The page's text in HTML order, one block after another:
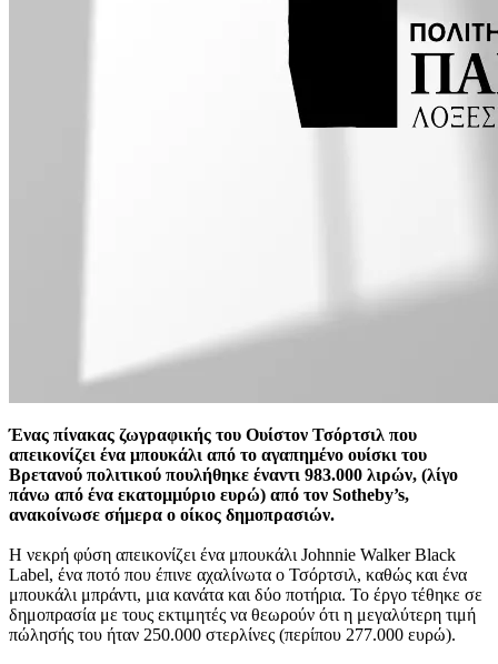
Ένας πίνακας ζωγραφικής του Ουίστον Τσόρτσιλ που
απεικονίζει ένα μπουκάλι από το αγαπημένο ουίσκι του
Βρετανού πολιτικού πουλήθηκε έναντι 983.000 λιρών, (λίγο
πάνω από ένα εκατομμύριο ευρώ) από τον Sotheby’s,
ανακοίνωσε σήμερα ο οίκος δημοπρασιών.
Η νεκρή φύση απεικονίζει ένα μπουκάλι Johnnie Walker Black
Label, ένα ποτό που έπινε αχαλίνωτα ο Τσόρτσιλ, καθώς και ένα
μπουκάλι μπράντι, μια κανάτα και δύο ποτήρια. Το έργο τέθηκε σε
δημοπρασία με τους εκτιμητές να θεωρούν ότι η μεγαλύτερη τιμή
πώλησής του ήταν 250.000 στερλίνες (περίπου 277.000 ευρώ).